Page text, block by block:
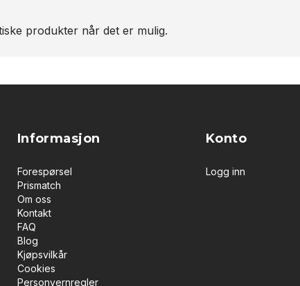
produkter når det er mulig.
Informasjon
Forespørsel
Prismatch
Om oss
Kontakt
FAQ
Blog
Kjøpsvilkår
Cookies
Personvernregler
Konto
Logg inn